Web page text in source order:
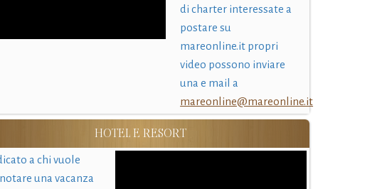
di charter interessate a
postare su
mareonline.it propri
video possono inviare
una e mail a
mareonline@mareonline.it
HOTEL E RESORT
a chi vuole
una vacanza